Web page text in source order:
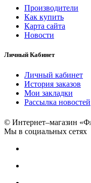
Производители
Как купить
Карта сайта
Новости
Личный Кабинет
Личный кабинет
История заказов
Мои закладки
Рассылка новостей
© Интернет–магазин
Мы в социальных сетях